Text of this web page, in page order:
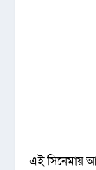
এই সিনেমায়